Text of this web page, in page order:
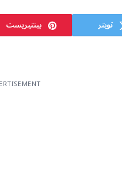
تويتر بينتيريست